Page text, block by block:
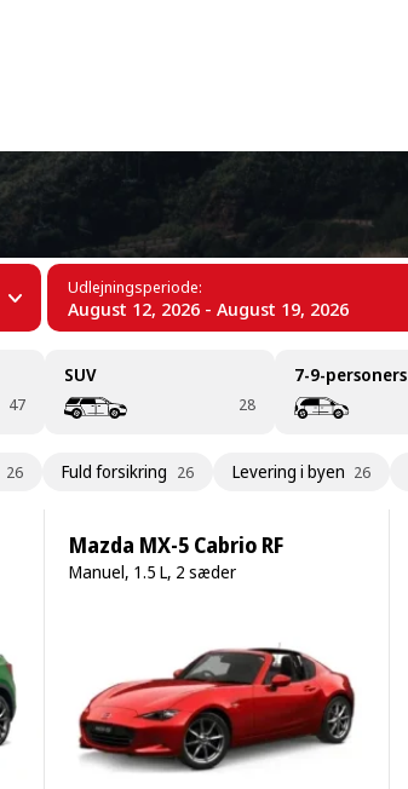
Udlejningsperiode:
August 12, 2026 - August 19, 2026
47
SUV
28
7-9-personers
26 Fuld forsikring 26 Levering i byen 26
Mazda MX-5 Cabrio RF
Manuel, 1.5 L, 2 sæder